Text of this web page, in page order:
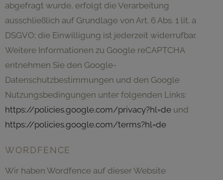
abgefragt wurde, erfolgt die Verarbeitung
ausschließlich auf Grundlage von Art. 6 Abs. 1 lit. a
DSGVO; die Einwilligung ist jederzeit widerrufbar.
Weitere Informationen zu Google reCAPTCHA
entnehmen Sie den Google-
Datenschutzbestimmungen und den Google
Nutzungsbedingungen unter folgenden Links:
https://policies.google.com/privacy?hl=de und
https://policies.google.com/terms?hl=de
WORDFENCE
Wir haben Wordfence auf dieser Website